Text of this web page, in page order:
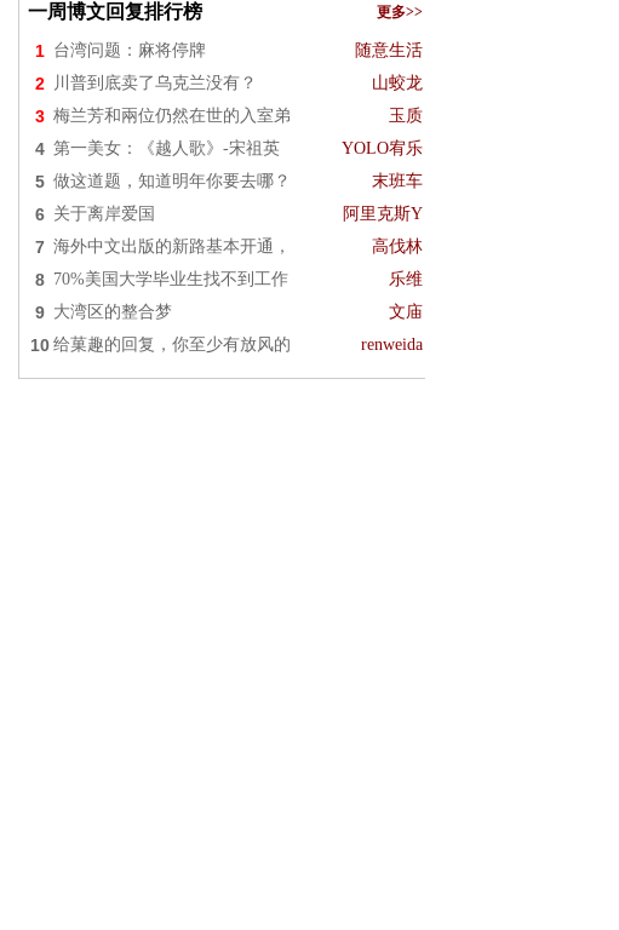
一周博文回复排行榜 更多>>
1 台湾问题：麻将停牌 随意生活
2 川普到底卖了乌克兰没有？ 山蛟龙
3 梅兰芳和兩位仍然在世的入室弟 玉质
4 第一美女：《越人歌》-宋祖英 YOLO宥乐
5 做这道题，知道明年你要去哪？ 末班车
6 关于离岸爱国 阿里克斯Y
7 海外中文出版的新路基本开通， 高伐林
8 70%美国大学毕业生找不到工作 乐维
9 大湾区的整合梦 文庙
10 给菓趣的回复，你至少有放风的 renweida